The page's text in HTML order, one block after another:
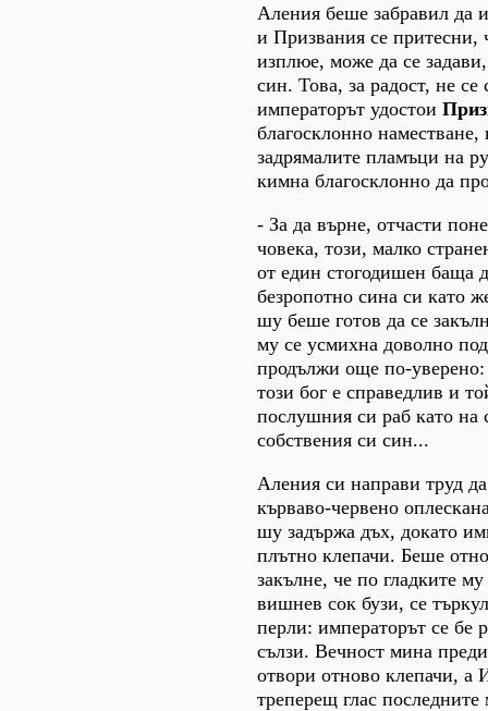
Аления беше забравил да
и Призвания се притесни,
изплюе, може да се
син. Това, за радост, не се
императорът удостои
благосклонно наместване,
задрямалите пламъци на
кимна благосклонно да
- За да върне, отчасти
човека, този, малко
от един стогодишен баща
безропотно сина си като
шу беше готов да се
му се усмихна доволно
продължи още по-
този бог е справедлив и
послушния си раб като на
собствения си син...
Аления си направи труд
кърваво-червено
шу задържа дъх, докато
плътно клепачи. Беше
закълне, че по гладките
вишнев сок бузи, се
перли: императорът се бе
сълзи. Вечност мина
отвори отново клепачи, а
треперещ глас